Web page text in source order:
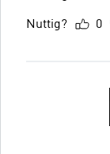
Nuttig? 0